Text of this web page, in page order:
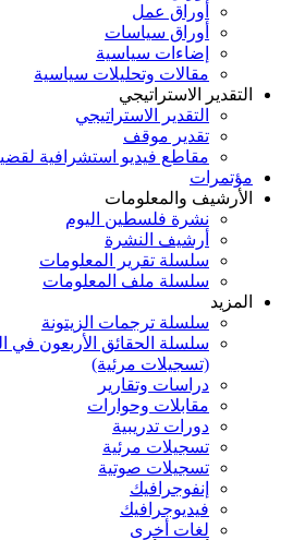
أوراق عمل
أوراق سياسات
إضاءات سياسية
مقالات وتحليلات سياسية
التقدير الاستراتيجي
التقدير الاستراتيجي
تقدير موقف
مقاطع فيديو استشرافية لقضية
مؤتمرات
الأرشيف والمعلومات
نشرة فلسطين اليوم
أرشيف النشرة
سلسلة تقرير المعلومات
سلسلة ملف المعلومات
المزيد
سلسلة ترجمات الزيتونة
سلسلة الحقائق الأربعون في
(تسجيلات مرئية)
دراسات وتقارير
مقابلات وحوارات
دورات تدريبية
تسجيلات مرئية
تسجيلات صوتية
إنفوجرافيك
فيديوجرافيك
لغات أخرى